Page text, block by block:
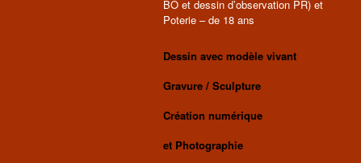
BO et dessin d’observation PR) et
Poterie – de 18 ans
Dessin avec modèle vivant
Gravure / Sculpture
Création numérique
et Photographie